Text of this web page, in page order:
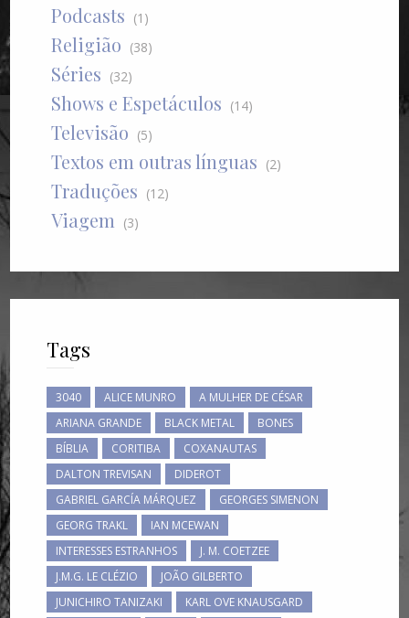
Podcasts (1)
Religião (38)
Séries (32)
Shows e Espetáculos (14)
Televisão (5)
Textos em outras línguas (2)
Traduções (12)
Viagem (3)
Tags
3040 ALICE MUNRO
A MULHER DE CÉSAR
ARIANA GRANDE
BLACK METAL
BONES
BÍBLIA
CORITIBA
COXANAUTAS
DALTON TREVISAN
DIDEROT
GABRIEL GARCÍA MÁRQUEZ
GEORGES SIMENON
GEORG TRAKL
IAN MCEWAN
INTERESSES ESTRANHOS
J. M. COETZEE
J.M.G. LE CLÉZIO
JOÃO GILBERTO
JUNICHIRO TANIZAKI
KARL OVE KNAUSGARD